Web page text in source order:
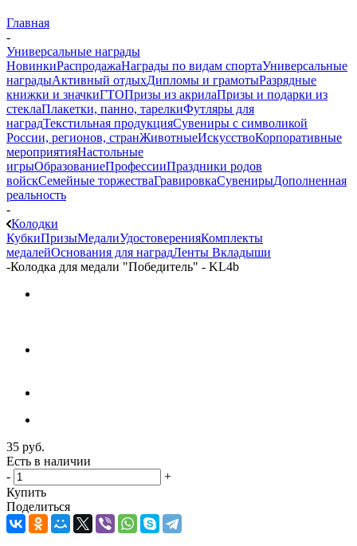
Главная
-
Универсальные награды
НовинкиРаспродажаНаграды по видам спортаУниверсальные
наградыАктивный отдыхДипломы и грамотыРазрядные
книжки и значкиГТОПризы из акрилаПризы и подарки из
стеклаПлакетки, панно, тарелкиФутляры для
наградТекстильная продукцияСувениры с символикой
России, регионов, странЖивотныеИскусствоКорпоративные
мероприятияНастольные
игрыОбразованиеПрофессииПраздники родов
войскСемейные торжестваГравировкаСувенирыДополненная
реальность
-
Колодки
КубкиПризыМедалиУдостоверенияКомплекты
медалейОснования для наградЛенты Вкладыши
-Колодка для медали "Победитель" - KL4b
35 руб.
Есть в наличии
-
+
Купить
Поделиться